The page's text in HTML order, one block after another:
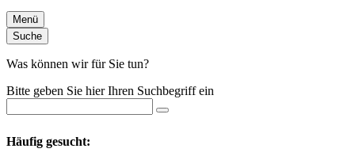
Menü
Suche
Was können wir für Sie tun?
Bitte geben Sie hier Ihren Suchbegriff ein
Häufig gesucht: